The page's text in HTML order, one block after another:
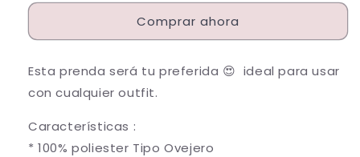
de
26007
Rib
unicolor
de
mujer
26007
Rib
unicolor
Comprar ahora
Esta prenda será tu preferida 😍 ideal para usar
con cualquier outfit.
Características :
* 100% poliester Tipo Ovejero